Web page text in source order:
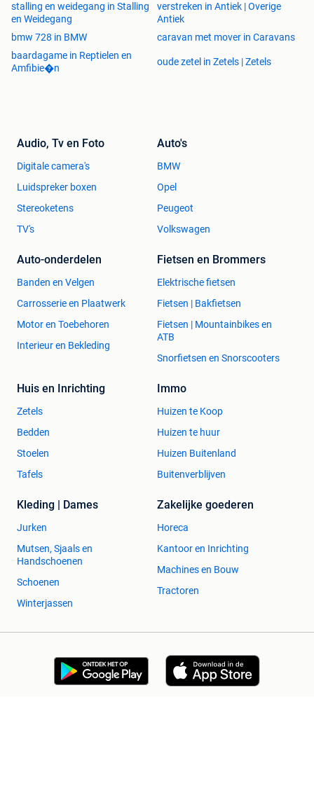
stalling en weidegang in Stalling
en Weidegang
verstreken in Antiek | Overige
Antiek
bmw 728 in BMW
caravan met mover in Caravans
baardagame in Reptielen en
Amfibie�n
oude zetel in Zetels | Zetels
Audio, Tv en Foto
Digitale camera's
Luidspreker boxen
Stereoketens
TV's
Auto's
BMW
Opel
Peugeot
Volkswagen
Auto-onderdelen
Banden en Velgen
Carrosserie en Plaatwerk
Motor en Toebehoren
Interieur en Bekleding
Fietsen en Brommers
Elektrische fietsen
Fietsen | Bakfietsen
Fietsen | Mountainbikes en
ATB
Snorfietsen en Snorscooters
Huis en Inrichting
Zetels
Bedden
Stoelen
Tafels
Immo
Huizen te Koop
Huizen te huur
Huizen Buitenland
Buitenverblijven
Kleding | Dames
Jurken
Mutsen, Sjaals en
Handschoenen
Schoenen
Winterjassen
Zakelijke goederen
Horeca
Kantoor en Inrichting
Machines en Bouw
Tractoren